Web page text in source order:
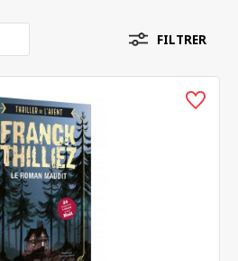
FILTRER